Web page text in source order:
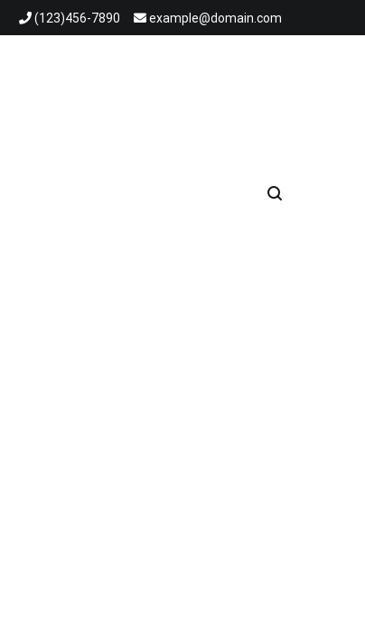
(123)456-7890 example@domain.com